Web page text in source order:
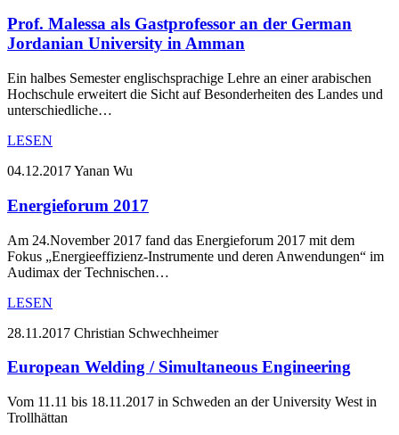
Prof. Malessa als Gastprofessor an der German
Jordanian University in Amman
Ein halbes Semester englischsprachige Lehre an einer arabischen
Hochschule erweitert die Sicht auf Besonderheiten des Landes und
unterschiedliche…
LESEN
04.12.2017Yanan Wu
Energieforum 2017
Am 24.November 2017 fand das Energieforum 2017 mit dem
Fokus „Energieeffizienz-Instrumente und deren Anwendungen“ im
Audimax der Technischen…
LESEN
28.11.2017 Christian Schwechheimer
European Welding / Simultaneous Engineering
Vom 11.11 bis 18.11.2017 in Schweden an der University West in
Trollhättan